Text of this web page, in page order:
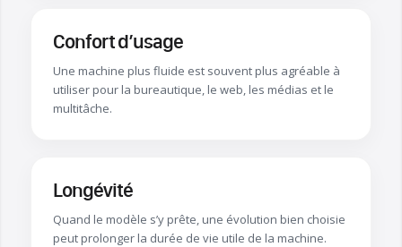
Confort d’usage
Une machine plus fluide est souvent plus agréable à
utiliser pour la bureautique, le web, les médias et le
multitâche.
Longévité
Quand le modèle s’y prête, une évolution bien choisie
peut prolonger la durée de vie utile de la machine.